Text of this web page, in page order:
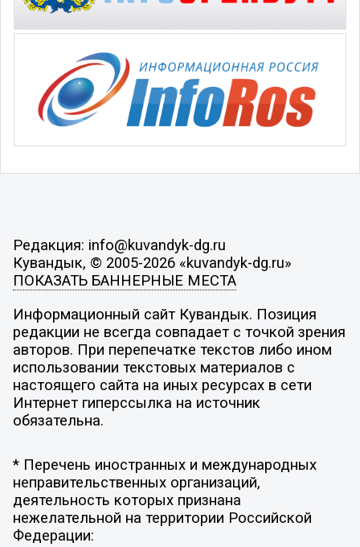
Редакция: info@kuvandyk-dg.ru
Кувандык, © 2005-2026 «kuvandyk-dg.ru»
ПОКАЗАТЬ БАННЕРНЫЕ МЕСТА
Информационный сайт Кувандык. Позиция
редакции не всегда совпадает с точкой зрения
авторов. При перепечатке текстов либо ином
использовании текстовых материалов с
настоящего сайта на иных ресурсах в сети
Интернет гиперссылка на источник
обязательна.
* Перечень иностранных и международных
неправительственных организаций,
деятельность которых признана
нежелательной на территории Российской
Федерации: